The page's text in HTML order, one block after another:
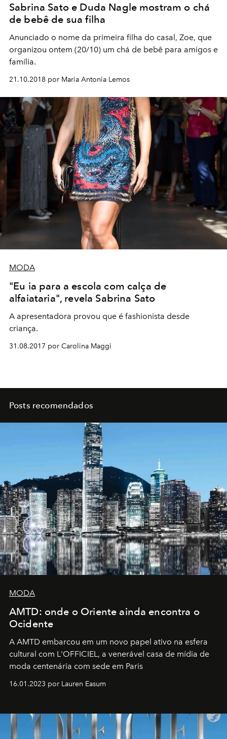
Sabrina Sato e Duda Nagle mostram o chá
de bebê de sua filha
Anunciado o nome da primeira filha do casal, Zoe, que
organizou ontem (20/10) um chá de bebê para amigos e
família.
21.10.2018 por Maria Antonia Lemos
MODA
"Eu ia para a escola com calça de
alfaiataria", revela Sabrina Sato
A apresentadora provou que é fashionista desde
criança.
31.08.2017 por Carolina Maggi
Posts recomendados
MODA
AMTD: onde o Oriente ainda encontra o
Ocidente
A AMTD embarcou em um novo papel ativo na esfera
cultural com L'OFFICIEL, a venerável casa de mídia de
moda centenária com sede em Paris
16.01.2023 por Lauren Easum